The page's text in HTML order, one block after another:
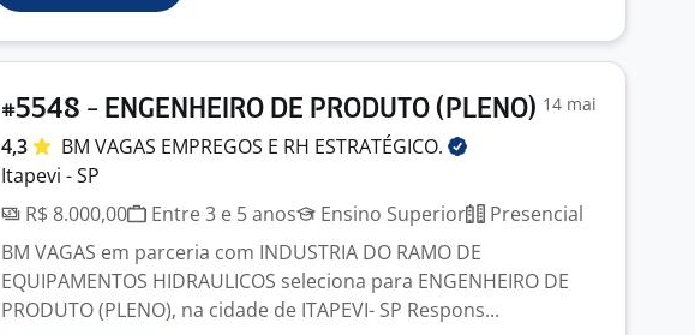
#5548 - ENGENHEIRO DE PRODUTO (PLENO) 14 mai
4,3 BM VAGAS EMPREGOS E RH ESTRATÉGICO.
Itapevi - SP
R$ 8.000,00
Entre 3 e 5 anos Ensino Superior
Presencial
BM VAGAS em parceria com INDUSTRIA DO RAMO DE
EQUIPAMENTOS HIDRAULICOS seleciona para ENGENHEIRO DE
PRODUTO (PLENO), na cidade de ITAPEVI- SP Respons...